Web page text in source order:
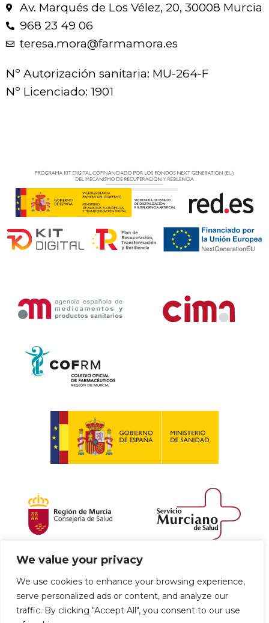
We value your privacy
We use cookies to enhance your browsing experience,
serve personalized ads or content, and analyze our
traffic. By clicking "Accept All", you consent to our use
Av. Marqués de Los Vélez, 20, 30008 Murcia
968 23 49 06
teresa.mora@farmamora.es
Nº Autorización sanitaria: MU-264-F
Nº Licenciado: 1901
Política de envío y devoluciones
Política de privacidad Uso de cookies